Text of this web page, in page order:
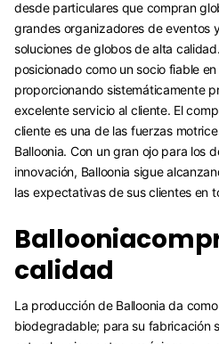
desde particulares que compran
grandes organizadores de eventos
soluciones de globos de alta
posicionado como un socio fiable
proporcionando sistemáticamente
excelente servicio al cliente. El
cliente es una de las fuerzas
Balloonia. Con un gran ojo para los
innovación, Balloonia sigue
las expectativas de sus clientes en
calidad
La producción de Balloonia da
biodegradable; para su fabricación